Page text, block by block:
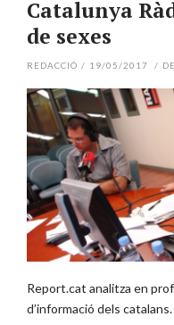
Catalunya
de sexes
REDACCIÓ / 19/05/2017 /
Report.cat analitza en
d’informació dels catalans.